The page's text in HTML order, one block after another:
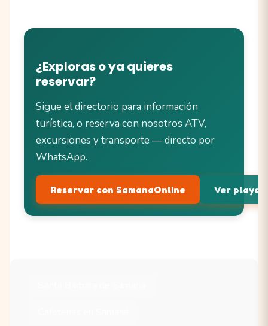
¿Exploras o ya quieres
reservar?
Sigue el directorio para información
turística, o reserva con nosotros ATV,
excursiones y transporte — directo por
WhatsApp.
Reservar con SamanaOnline Ver playas